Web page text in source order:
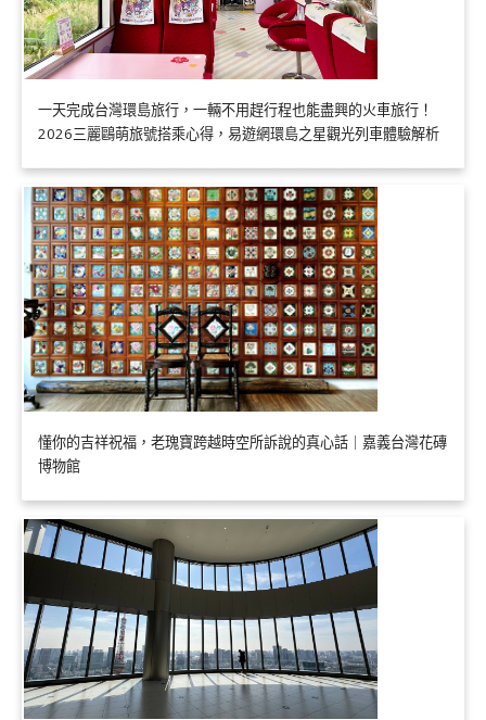
一天完成台灣環島旅行，一輛不用趕行程也能盡興的火車旅行！
2026三麗鷗萌旅號搭乘心得，易遊網環島之星觀光列車體驗解析
懂你的吉祥祝福，老瑰寶跨越時空所訴說的真心話｜嘉義台灣花磚
博物館